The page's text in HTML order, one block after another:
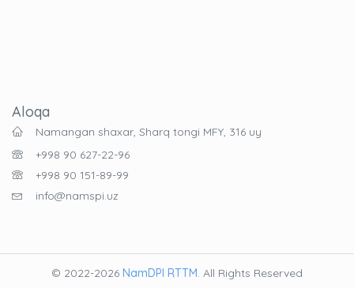
Aloqa
Namangan shaxar, Sharq tongi MFY, 316 uy
+998 90 627-22-96
+998 90 151-89-99
info@namspi.uz
© 2022-2026 NamDPI RTTM. All Rights Reserved